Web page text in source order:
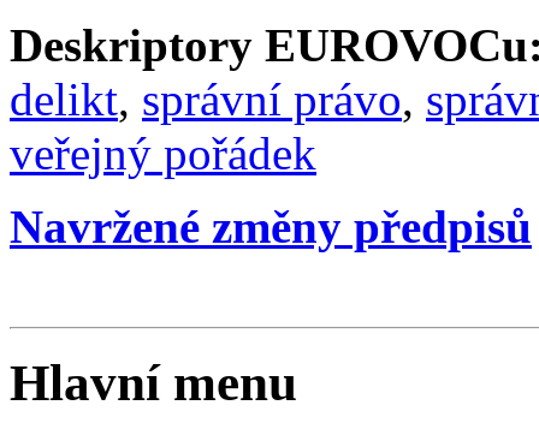
Deskriptory
delikt, správní právo,
veřejný pořádek
Navržené změny předpisů
Hlavní menu